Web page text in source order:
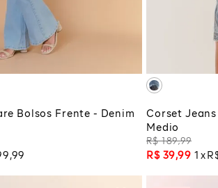
44 46
À SACOLA
Bolsos Frente - Denim
,99
P
Corset
Medio
R$ 189,99
R$ 39,99 1